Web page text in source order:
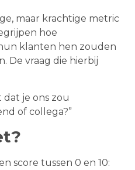
maar krachtige metric
hoe
klanten hen zouden
De vraag die hierbij
dat je ons zou
of collega?”
score tussen 0 en 10: